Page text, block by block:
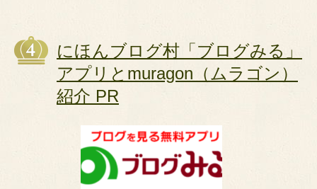
にほんブログ村「ブログみる」
アプリとmuragon（ムラゴン）
紹介 PR